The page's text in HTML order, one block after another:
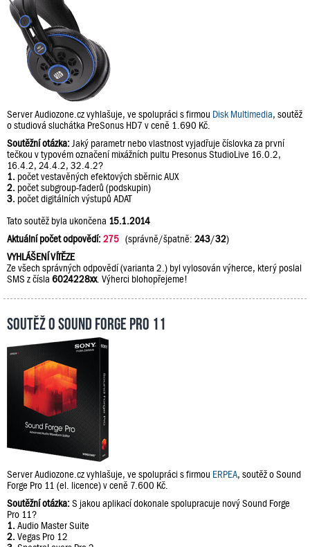
Server Audiozone.cz vyhlašuje, ve spolupráci s firmou Disk Multimedia, soutěž
o studiová sluchátka PreSonus HD7 v ceně 1.690 Kč.
Soutěžní otázka: Jaký parametr nebo vlastnost vyjadřuje číslovka za první
tečkou v typovém označení mixážních pultu Presonus StudioLive 16.0.2,
16.4.2, 24.4.2, 32.4.2?
1. počet vestavěných efektových sběrnic AUX
2. počet subgroup-faderů (podskupin)
3. počet digitálních výstupů ADAT
Tato soutěž byla ukončena 15.1.2014
Aktuální počet odpovědí:275 (správně/špatně: 243/32)
VYHLÁŠENÍ VÍTĚZE
Ze všech správných odpovědí (varianta 2.) byl vylosován výherce, který poslal
SMS z čísla 6024228xx. Výherci blohopřejeme!
Soutěž o Sound Forge Pro 11
Server Audiozone.cz vyhlašuje, ve spolupráci s firmou ERPEA, soutěž o Sound
Forge Pro 11 (el. licence) v ceně 7.600 Kč.
Soutěžní otázka:S jakou aplikací dokonale spolupracuje nový Sound Forge
Pro 11?
1.Audio Master Suite
2.Vegas Pro 12